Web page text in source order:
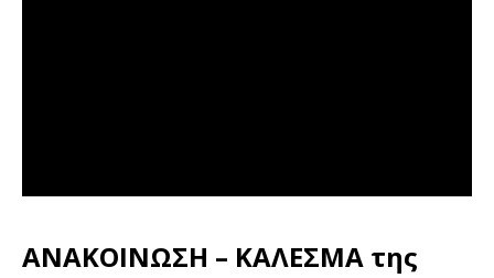
ΑΝΑΚΟΙΝΩΣΗ – ΚΑΛΕΣΜΑ της